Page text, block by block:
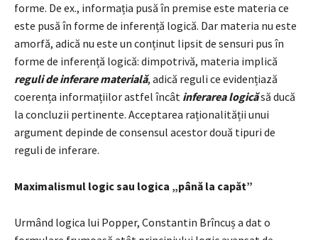
forme. De ex., informația pusă în premise este materia ce
este pusă în forme de inferență logică. Dar materia nu este
amorfă, adică nu este un conținut lipsit de sensuri pus în
forme de inferență logică: dimpotrivă, materia implică
reguli de inferare materială, adică reguli ce evidențiază
coerența informațiilor astfel încât inferarea logicăsă ducă
la concluzii pertinente. Acceptarea raționalității unui
argument depinde de consensul acestor două tipuri de
reguli de inferare.
Maximalismul logic sau logica „până la capăt”
Urmând logica lui Popper, Constantin Brîncuș a dat o